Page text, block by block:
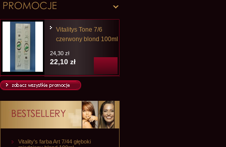
Vitalitys Tone 7/6
czerwony blond 100ml
24,30 zł
22,10 zł
Vitality's farba Art 7/44 głęboki